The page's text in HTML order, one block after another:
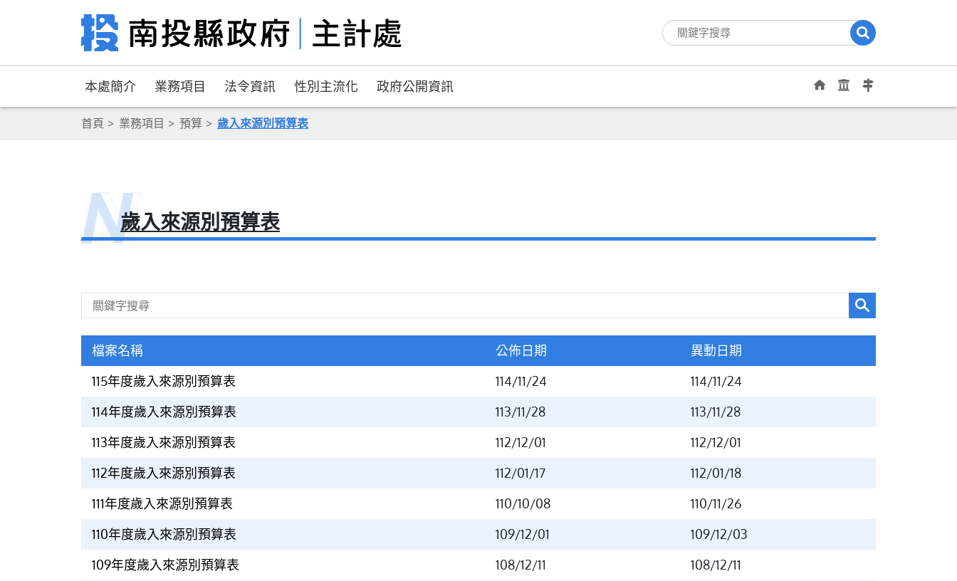
本處簡介 業務項目 法令資訊 性別主流化 政府公開資訊
首頁 業務項目 預算 歲入來源別預算表
歲入來源別預算表
檔案名稱 公佈日期
異動日期
115年度歲入來源別預算表
114/11/24
114/11/24
114年度歲入來源別預算表
113/11/28
113/11/28
113年度歲入來源別預算表
112/12/01
112/12/01
112年度歲入來源別預算表
112/01/17
112/01/18
111年度歲入來源別預算表
110/10/08
110/11/26
110年度歲入來源別預算表
109/12/01
109/12/03
109年度歲入來源別預算表
108/12/11
108/12/11